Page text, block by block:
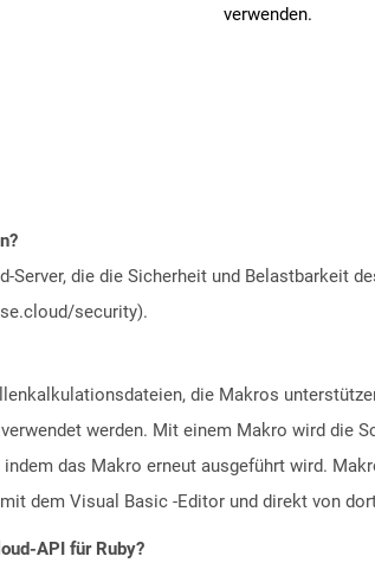
verwenden.
Server, die die Sicherheit und Belastbarkeit
security).
die Makros
werden. Mit einem Makro wird die
das Makro erneut ausgeführt wird.
dem Visual Basic -Editor und direkt von
API für Ruby?